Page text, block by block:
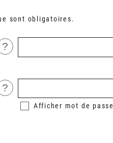
sont obligatoires.
?
?
Afficher mot de passe